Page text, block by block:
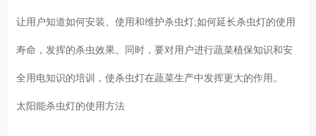
让用户知道如何安装、使用和维护杀虫灯;如何延长杀虫灯的使用
寿命，发挥的杀虫效果。同时，要对用户进行蔬菜植保知识和安
全用电知识的培训，使杀虫灯在蔬菜生产中发挥更大的作用。
太阳能杀虫灯的使用方法